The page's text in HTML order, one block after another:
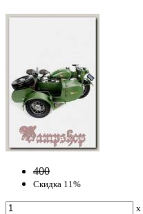
400
Скидка 11%
x